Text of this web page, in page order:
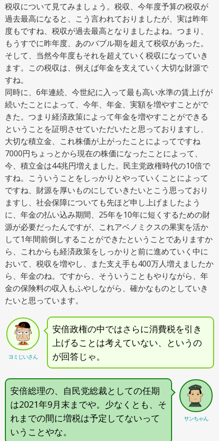
税収について見てみましょう。税収、今年度予算の税収が
過去最高になると、こう言われておりましたが、実は昨年
度もですね、税収が過去最高となりましたよね。つまり、
もうすでに昨年度、あのバブル期を超えて税収があった。
そして、当然今年度もそれを超えていく税収になっていき
ます。この税収は、例えば年金を支えていく大切な財源で
すね。
同時に、6年連続、今世紀に入って最も高い水準の賃上げが
続いたことによって、今年、年金、実額を増やすことがで
きた。つまり経済政策によって年金を増やすことができる
ということを証明させていただいたと思っておりますし、
大切な積立金、これ株価が上がったことによってですね
7000円ちょっとから現在の株価になったことによって、
今、積立金は44兆円増えました。民主党政権時代の10倍で
すね。こういうことをしっかりとやっていくことによって
ですね、財源を厚いものにしていきたいとこう思っており
ますし、社会保障についても先ほど申し上げましたよう
に、年金の払い込み期間、25年を10年に短くするための財
源が必要だったんですが、これアベノミクスの果実を活か
して1年間前倒しすることができたということでありますか
ら、これからも経済政策をしっかりと前に進めていく中に
おいて、税収を増やし、また支え手も400万人増えましたか
ら、年金のね。ですから、そういうこともやりながら、年
金の保険料の収入もふやしながら、確かなものとしていき
たいと思っています。
ヨミじいさん
安倍政権の中ではさらに消費税を引き
上げることは考えていない、というの
が回答じゃ。
サンちゃん
安倍総理の、自民党総裁としての任期
は2021年9月末までや。少なくとも、そ
れまでの間に増税は予定してないって
いうことやな。